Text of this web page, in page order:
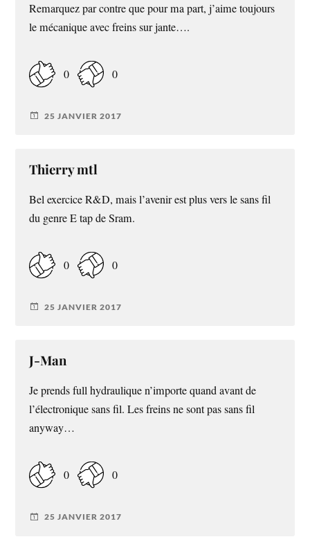
Remarquez par contre que pour ma part, j’aime toujours
le mécanique avec freins sur jante….
0 0
25 JANVIER 2017
Thierry mtl
Bel exercice R&D, mais l’avenir est plus vers le sans fil
du genre E tap de Sram.
0 0
25 JANVIER 2017
J-Man
Je prends full hydraulique n’importe quand avant de
l’électronique sans fil. Les freins ne sont pas sans fil
anyway…
0 0
25 JANVIER 2017